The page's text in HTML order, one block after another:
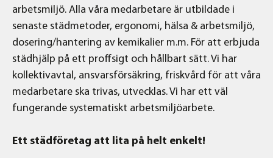
arbetsmiljö. Alla våra medarbetare är utbildade i
senaste städmetoder, ergonomi, hälsa & arbetsmiljö,
dosering/hantering av kemikalier m.m. För att erbjuda
städhjälp på ett proffsigt och hållbart sätt. Vi har
kollektivavtal, ansvarsförsäkring, friskvård för att våra
medarbetare ska trivas, utvecklas. Vi har ett väl
fungerande systematiskt arbetsmiljöarbete.
Ett städföretag att lita på helt enkelt!